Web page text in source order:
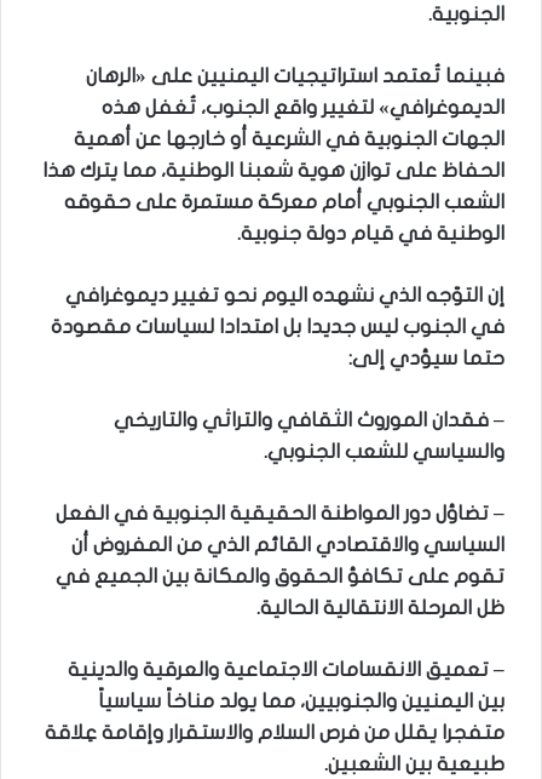
الجنوبية.
فبينما تُعتمد استراتيجيات اليمنيين على «الرهان
الديموغرافي» لتغيير واقع الجنوب، تُغفل هذه
الجهات الجنوبية في الشرعية أو خارجها عن أهمية
الحفاظ على توازن هوية شعبنا الوطنية، مما يترك هذا
الشعب الجنوبي أمام معركة مستمرة على حقوقه
الوطنية في قيام دولة جنوبية.
إن التوّجه الذي نشهده اليوم نحو تغيير ديموغرافي
في الجنوب ليس جديدا بل امتدادا لسياسات مقصودة
حتما سيؤدي إلى:
– فقدان الموروث الثقافي والتراثي والتاريخي
والسياسي للشعب الجنوبي.
– تضاؤل دور المواطنة الحقيقية الجنوبية في الفعل
السياسي والاقتصادي القائم الذي من المفروض أن
تقوم على تكافؤ الحقوق والمكانة بين الجميع في
ظل المرحلة الانتقالية الحالية.
– تعميق الانقسامات الاجتماعية والعرقية والدينية
بين اليمنيين والجنوبيين، مما يولد مناخاً سياسياً
متفجرا يقلل من فرص السلام والاستقرار وإقامة عِلاقة
طبيعية بين الشعبين.